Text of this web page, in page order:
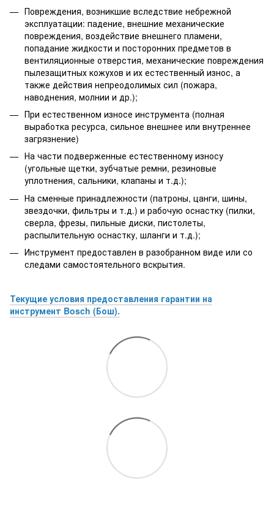
Повреждения, возникшие вследствие небрежной
эксплуатации: падение, внешние механические
повреждения, воздействие внешнего пламени,
попадание жидкости и посторонних предметов в
вентиляционные отверстия, механические повреждения
пылезащитных кожухов и их естественный износ, а
также действия непреодолимых сил (пожара,
наводнения, молнии и др.);
При естественном износе инструмента (полная
выработка ресурса, сильное внешнее или внутреннее
загрязнение)
На части подверженные естественному износу
(угольные щетки, зубчатые ремни, резиновые
уплотнения, сальники, клапаны и т.д.);
На сменные принадлежности (патроны, цанги, шины,
звездочки, фильтры и т.д.) и рабочую оснастку (пилки,
сверла, фрезы, пильные диски, пистолеты,
распылительную оснастку, шланги и т.д.);
Инструмент предоставлен в разобранном виде или со
следами самостоятельного вскрытия.
Текущие условия предоставления гарантии на
инструмент Bosch (Бош).